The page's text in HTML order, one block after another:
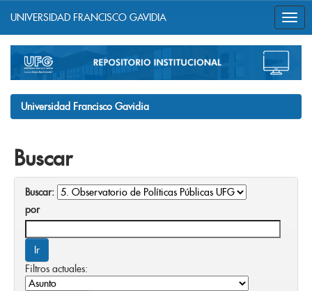
navigation
UNIVERSIDAD FRANCISCO GAVIDIA
Universidad Francisco Gavidia
Buscar
Buscar:
por
Filtros actuales: